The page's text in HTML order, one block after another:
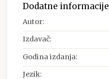
Dodatne informacije
Autor:
Izdavač:
Godina izdanja:
Jezik: